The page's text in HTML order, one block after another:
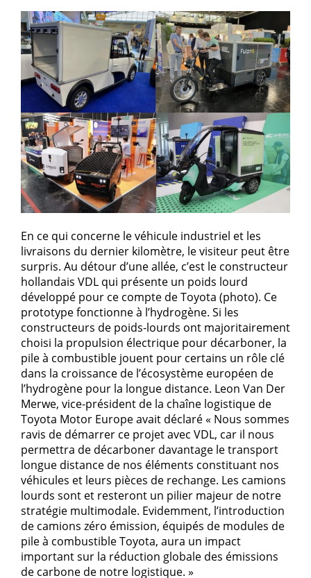
En ce qui concerne le véhicule industriel et les
livraisons du dernier kilomètre, le visiteur peut être
surpris. Au détour d’une allée, c’est le constructeur
hollandais VDL qui présente un poids lourd
développé pour ce compte de Toyota (photo). Ce
prototype fonctionne à l’hydrogène. Si les
constructeurs de poids-lourds ont majoritairement
choisi la propulsion électrique pour décarboner, la
pile à combustible jouent pour certains un rôle clé
dans la croissance de l’écosystème européen de
l’hydrogène pour la longue distance. Leon Van Der
Merwe, vice-président de la chaîne logistique de
Toyota Motor Europe avait déclaré « Nous sommes
ravis de démarrer ce projet avec VDL, car il nous
permettra de décarboner davantage le transport
longue distance de nos éléments constituant nos
véhicules et leurs pièces de rechange. Les camions
lourds sont et resteront un pilier majeur de notre
stratégie multimodale. Evidemment, l’introduction
de camions zéro émission, équipés de modules de
pile à combustible Toyota, aura un impact
important sur la réduction globale des émissions
de carbone de notre logistique. »